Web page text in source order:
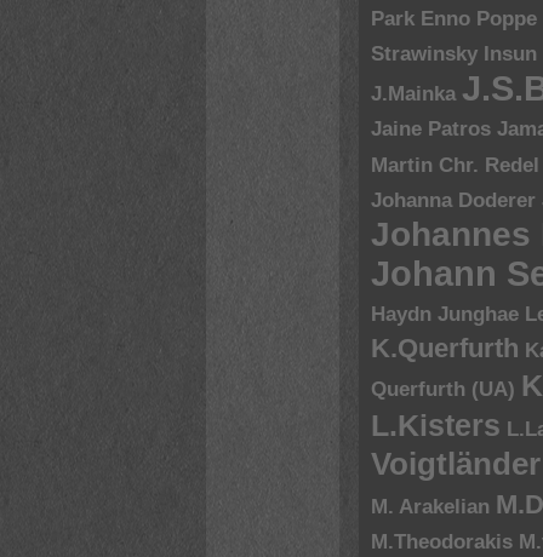
Park Enno Poppe
Strawinsky
J.Mainka
Jaine Patros
Martin Chr. Redel
Johanna Doderer
Johannes
Johann
Haydn Junghae
K.Querfurth
Querfurth (UA)
L.Kisters
Voigtländer
M. Arakelian
M.Theodorakis